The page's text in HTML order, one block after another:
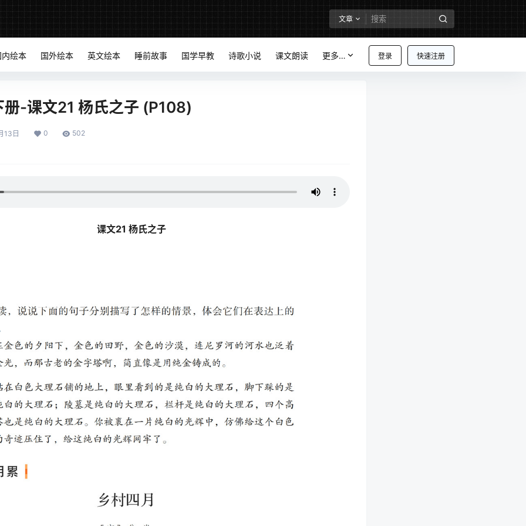
文章
登录 快速注册
内绘本 国外绘本 英文绘本 睡前故事 国学早教 诗歌小说 课文朗读 更多…
册-课文21 杨氏之子 (P108)
13日 0 502
课文21 杨氏之子